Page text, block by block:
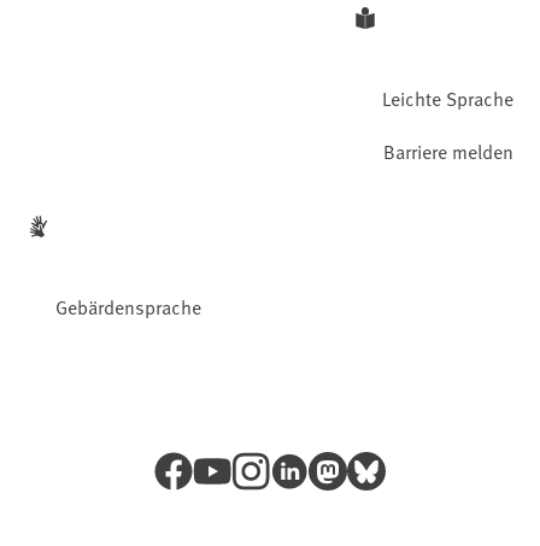
Leichte Sprache
Gebärdensprache
Barriere melden